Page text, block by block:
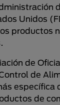
Unidos
productos
de
de
específica
de